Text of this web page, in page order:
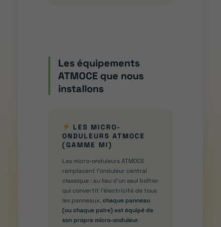
Les équipements
ATMOCE que nous
installons
LES MICRO-
ONDULEURS ATMOCE
(GAMME MI)
Les micro-onduleurs ATMOCE
remplacent l’onduleur central
classique : au lieu d’un seul boîtier
qui convertit l’électricité de tous
les panneaux,chaque panneau
(ou chaque paire) est équipé de
son propre micro-onduleur.